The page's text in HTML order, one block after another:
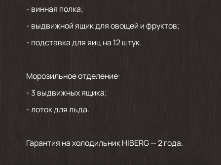
- винная полка;
- выдвижной ящик для овощей и фруктов;
- подставка для яиц на 12 штук.
Морозильное отделение:
- 3 выдвижных ящика;
- лоток для льда.
Гарантия на холодильник HIBERG — 2 года.